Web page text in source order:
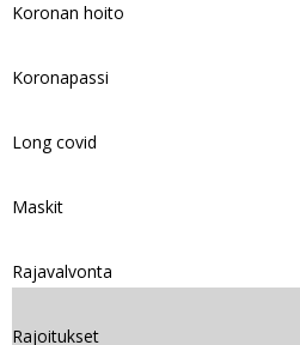
Koronan hoito
Koronapassi
Long covid
Maskit
Rajavalvonta
Rajoitukset